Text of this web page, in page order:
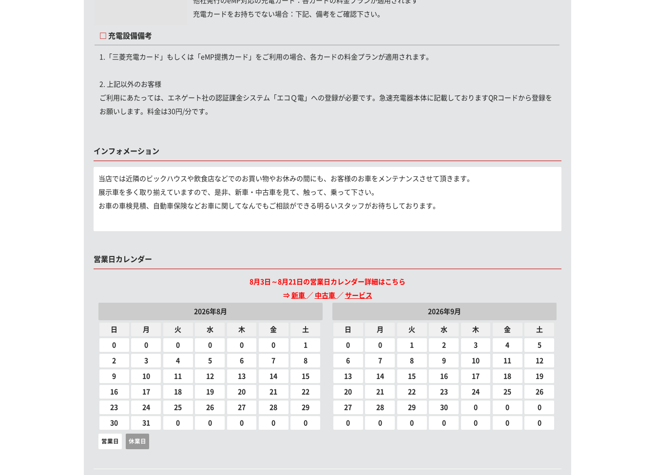
充電カードをお持ちでない場合： 下記、備考をご確認下さい。
充電設備備考
1.「三菱充電カード」もしくは「eMP提携カード」をご利用の場合、各カードの料金プランが適用されます。
2. 上記以外のお客様
ご利用にあたっては、エネゲート社の認証課金システム「エコＱ電」への登録が必要です。急速充電器本体に記載しておりますQRコードから登録を
お願いします。料金は30円/分です。
インフォメーション
当店では近隣のビックハウスや飲食店などでのお買い物やお休みの間にも、お客様のお車をメンテナンスさせて頂きます。
展示車を多く取り揃えていますので、是非、新車・中古車を見て、触って、乗って下さい。
お車の車検見積、自動車保険などお車に関してなんでもご相談ができる明るいスタッフがお待ちしております。
営業日カレンダー
8月3日～8月21日の営業日カレンダー詳細はこちら
⇒ 新車 ／ 中古車 ／ サービス
2026年8月
日 月 火 水 木 金 土
0 0 0 0 0 0 1
2 3 4 5 6 7 8
9 10 11 12 13 14 15
16 17 18 19 20 21 22
23 24 25 26 27 28 29
30 31 0 0 0 0 0
2026年9月
日 月 火 水 木 金 土
0 0 1 2 3 4 5
6 7 8 9 10 11 12
13 14 15 16 17 18 19
20 21 22 23 24 25 26
27 28 29 30 0 0 0
0 0 0 0 0 0 0
営業日 休業日